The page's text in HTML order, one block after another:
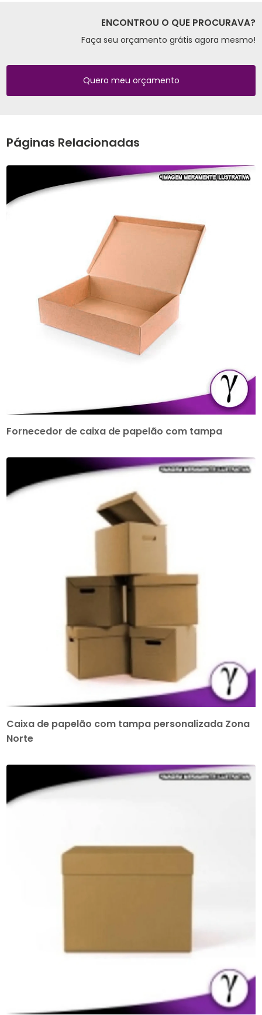
ENCONTROU O QUE PROCURAVA?
Faça seu orçamento grátis agora mesmo!
Quero meu orçamento
Páginas Relacionadas
Fornecedor de caixa de papelão com tampa
Caixa de papelão com tampa personalizada Zona
Norte